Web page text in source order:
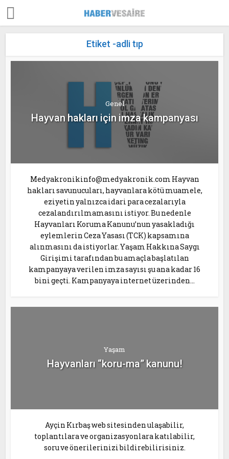
Etiket -adli tıp
Genel
Hayvan hakları için imza kampanyası
Medyakronikinfo@medyakronik.com Hayvan
hakları savunucuları, hayvanlara kötü muamele,
eziyetin yalnızca idari para cezalarıyla
cezalandırılmamasını istiyor. Bu nedenle
Hayvanları Koruma Kanunu’nun yasakladığı
eylemlerin Ceza Yasası (TCK) kapsamına
alınmasını da istiyorlar. Yaşam Hakkına Saygı
Girişimi tarafından bu amaçla başlatılan
kampanyaya verilen imza sayısı şu ana kadar 16
bini geçti. Kampanyaya internet üzerinden...
Yaşam
Hayvanları “koru-ma” kanunu!
Ayçin Kırbaş web sitesinden ulaşabilir,
toplantılara ve organizasyonlara katılabilir,
soru ve önerilerinizi bildirebilirisiniz.